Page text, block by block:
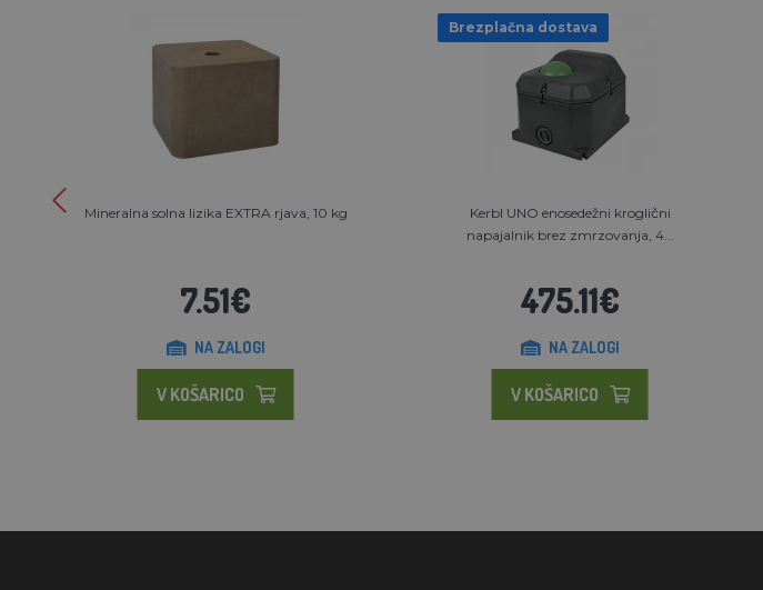
Mineralna solna lizika EXTRA rjava, 10 kg
7.51€
NA ZALOGI
V KOŠARICO
Brezplačna dostava
Kerbl UNO enosedežni kroglični
napajalnik brez zmrzovanja, 4...
475.11€
NA ZALOGI
V KOŠARICO